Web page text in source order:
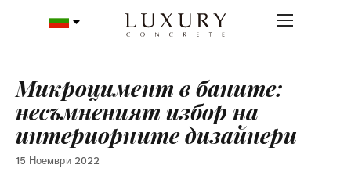
Микроцимент в баните:
несъмненият избор на
интериорните дизайнери
15 Ноември 2022